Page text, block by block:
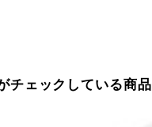
チェックしている商品